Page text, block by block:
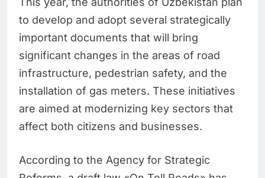
to develop and adopt several strategically
important documents that will bring
significant changes in the areas of road
infrastructure, pedestrian safety, and the
installation of gas meters. These initiatives
are aimed at modernizing key sectors that
affect both citizens and businesses.
According to the Agency for Strategic